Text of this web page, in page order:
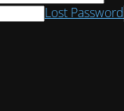
Lost Password